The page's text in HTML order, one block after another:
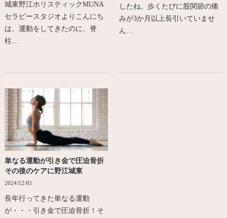
城東野江ホリスティックMUNA
セラピースタジオよりこんにち
は、運動をしてきたのに、脊
柱…
したね。歩くたびに股関節の痛
みが3か月以上長引いていませ
ん…
単なる運動が引き金で圧迫骨折
その後のケアに野江城東
2024/12/01
長年行ってきた単なる運動
が・・・引き金で圧迫骨折！そ